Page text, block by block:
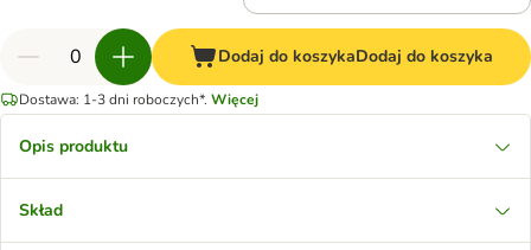
Dodaj do koszykaDodaj do koszyka
Dostawa: 1-3 dni roboczych*. Więcej
Opis produktu
Skład